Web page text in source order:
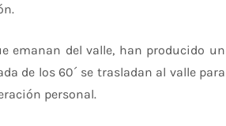
emanan del valle, han producido un
de los 60´ se trasladan al valle para
personal.